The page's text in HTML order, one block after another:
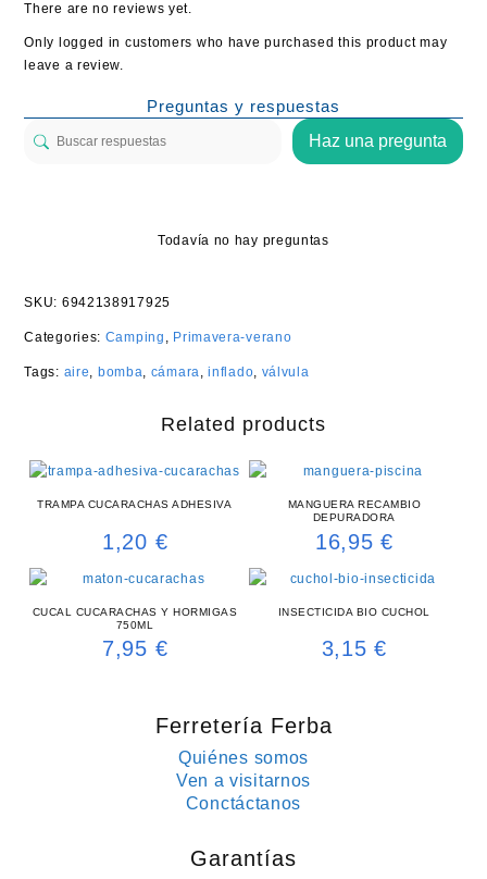
There are no reviews yet.
Only logged in customers who have purchased this product may
leave a review.
Preguntas y respuestas
Haz una pregunta
Todavía no hay preguntas
SKU: 6942138917925
Categories: Camping , Primavera-verano
Tags: aire, bomba, cámara,inflado, válvula
Related products
TRAMPA CUCARACHAS ADHESIVA
1,20 €
MANGUERA RECAMBIO
DEPURADORA
16,95€
CUCAL CUCARACHAS Y HORMIGAS
750ML
7,95 €
INSECTICIDA BIO CUCHOL
3,15€
Ferretería Ferba
Quiénes somos
Ven a visitarnos
Conctáctanos
Garantías